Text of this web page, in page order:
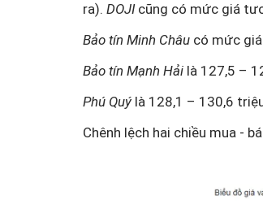
ra). DOJIcũng có mức giá
Bảo tín Minh Châu có mức giá
Bảo tín Mạnh Hải là 127,5 –
Phú Quý là 128,1 – 130,6
Chênh lệch hai chiều mua -